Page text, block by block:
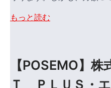
もっと読む
【POSEMO】
Ｔ＿ＰＬＵＳ・